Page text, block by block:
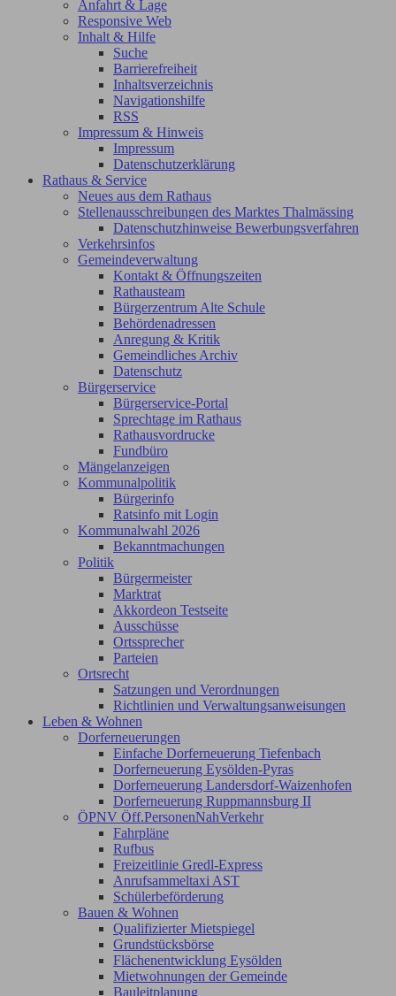
Anfahrt & Lage
Responsive Web
Inhalt & Hilfe
Suche
Barrierefreiheit
Inhaltsverzeichnis
Navigationshilfe
RSS
Impressum & Hinweis
Impressum
Datenschutzerklärung
Rathaus & Service
Neues aus dem Rathaus
Stellenausschreibungen des Marktes Thalmässing
Datenschutzhinweise Bewerbungsverfahren
Verkehrsinfos
Gemeindeverwaltung
Kontakt & Öffnungszeiten
Rathausteam
Bürgerzentrum Alte Schule
Behördenadressen
Anregung & Kritik
Gemeindliches Archiv
Datenschutz
Bürgerservice
Bürgerservice-Portal
Sprechtage im Rathaus
Rathausvordrucke
Fundbüro
Mängelanzeigen
Kommunalpolitik
Bürgerinfo
Ratsinfo mit Login
Kommunalwahl 2026
Bekanntmachungen
Politik
Bürgermeister
Marktrat
Akkordeon Testseite
Ausschüsse
Ortssprecher
Parteien
Ortsrecht
Satzungen und Verordnungen
Richtlinien und Verwaltungsanweisungen
Leben & Wohnen
Dorferneuerungen
Einfache Dorferneuerung Tiefenbach
Dorferneuerung Eysölden-Pyras
Dorferneuerung Landersdorf-Waizenhofen
Dorferneuerung Ruppmannsburg II
ÖPNV Öff.PersonenNahVerkehr
Fahrpläne
Rufbus
Freizeitlinie Gredl-Express
Anrufsammeltaxi AST
Schülerbeförderung
Bauen & Wohnen
Qualifizierter Mietspiegel
Grundstücksbörse
Flächenentwicklung Eysölden
Mietwohnungen der Gemeinde
Bauleitplanung